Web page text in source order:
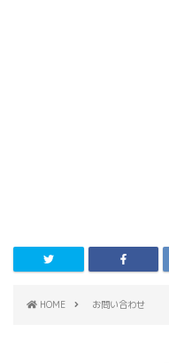
HOME お問い合わせ